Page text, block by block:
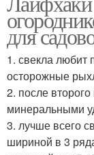
для
1. свекла любит
осторожные
2. после
минеральными
3. лучше всего
шириной в 3